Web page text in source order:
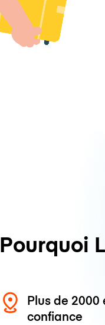
Pourquoi
Plus de
confiance